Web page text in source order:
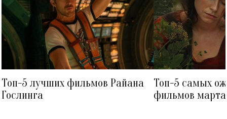
Топ-5 лучших фильмов Райана
Гослинга
Топ-5 самых
фильмов